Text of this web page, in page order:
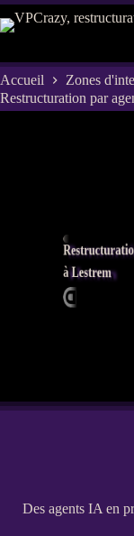
Passer
au
Accueil
Zones
Restructuration par
à Lestrem
Des agents IA en